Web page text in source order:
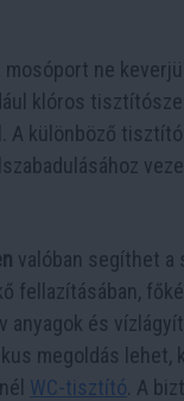
mosóport ne
klóros
A különböző
valóban segíthet a
fellazításában,
anyagok és
megoldás lehet,
WC-tisztító . A